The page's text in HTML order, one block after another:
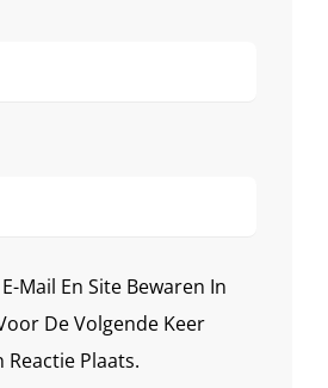
Mail En Site Bewaren In
De Volgende Keer
Reactie Plaats.